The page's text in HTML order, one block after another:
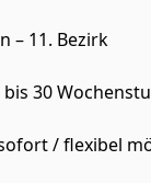
Bezirk
30
/ flexibel